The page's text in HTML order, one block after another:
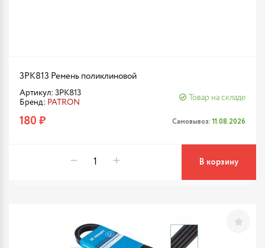
3PK813 Ремень поликлиновой
Артикул: 3PK813
Бренд: PATRON
Товар на складе
180 ₽ Самовывоз: 11.08.2026
В корзину